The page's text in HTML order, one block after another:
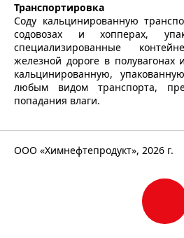
Транспортировка
Соду кальцинированную
содовозах и хопперах,
специализированные
железной дороге в полувагонах
кальцинированную,
любым видом транспорта,
попадания влаги.
ООО «Химнефтепродукт», 2026 г.